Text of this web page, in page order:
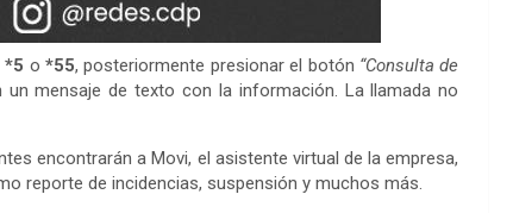
*5 o *55, posteriormente presionar el botón “Consulta de
mensaje de texto con la información. La llamada no
encontrarán a Movi, el asistente virtual de la empresa,
reporte de incidencias, suspensión y muchos más.